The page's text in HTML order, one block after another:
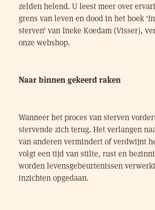
zelden helend. U leest meer over
grens van leven en dood in het boek
sterven’ van Ineke Koedam (Visser),
onze webshop.
Naar binnen gekeerd raken
Wanneer het proces van sterven
stervende zich terug. Het verlangen
van anderen vermindert of verdwijnt
volgt een tijd van stilte, rust en
worden levensgebeurtenissen
inzichten opgedaan.